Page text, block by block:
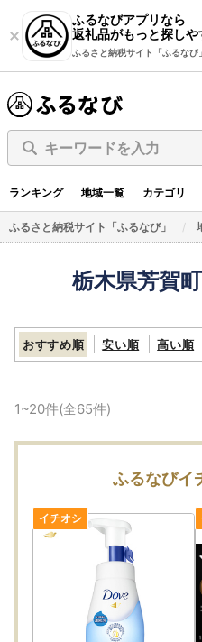
ふるなびアプリなら
返礼品がもっと探しや
ふるさと納税サイト「ふるなび」
キーワードを入力
ランキング 地域一覧 カテゴリ
ふるさと納税サイト「ふるなび」
栃木県芳賀
おすすめ順 安い順 高い順
1~20件(全65件)
ふるなびイ